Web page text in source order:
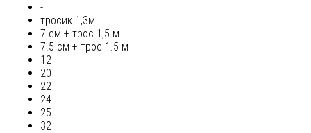
-
тросик 1,3м
7 см + трос 1,5 м
7.5 см + трос 1.5 м
12
20
22
24
25
32